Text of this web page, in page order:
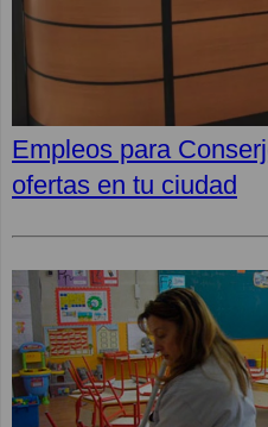
Empleos para
ofertas en tu ciudad